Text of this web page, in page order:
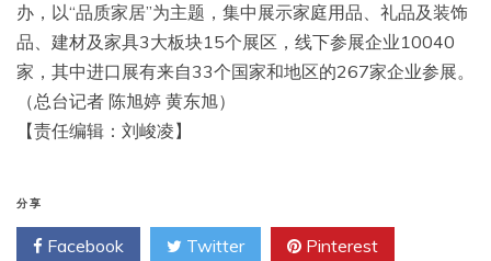
办，以“品质家居”为主题，集中展示家庭用品、礼品及装饰
品、建材及家具3大板块15个展区，线下参展企业10040
家，其中进口展有来自33个国家和地区的267家企业参展。
（总台记者 陈旭婷 黄东旭）
【责任编辑：刘峻凌】
分享
Facebook Twitter Pinterest